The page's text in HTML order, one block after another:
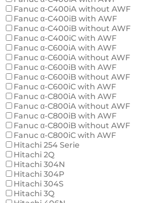
Fanuc α-C400iA without AWF
Fanuc α-C400iB with AWF
Fanuc α-C400iB without AWF
Fanuc α-C400iC with AWF
Fanuc α-C600iA with AWF
Fanuc α-C600iA without AWF
Fanuc α-C600iB with AWF
Fanuc α-C600iB without AWF
Fanuc α-C600iC with AWF
Fanuc α-C800iA with AWF
Fanuc α-C800iA without AWF
Fanuc α-C800iB with AWF
Fanuc α-C800iB without AWF
Fanuc α-C800iC with AWF
Hitachi 254 Serie
Hitachi 2Q
Hitachi 304N
Hitachi 304P
Hitachi 304S
Hitachi 3Q